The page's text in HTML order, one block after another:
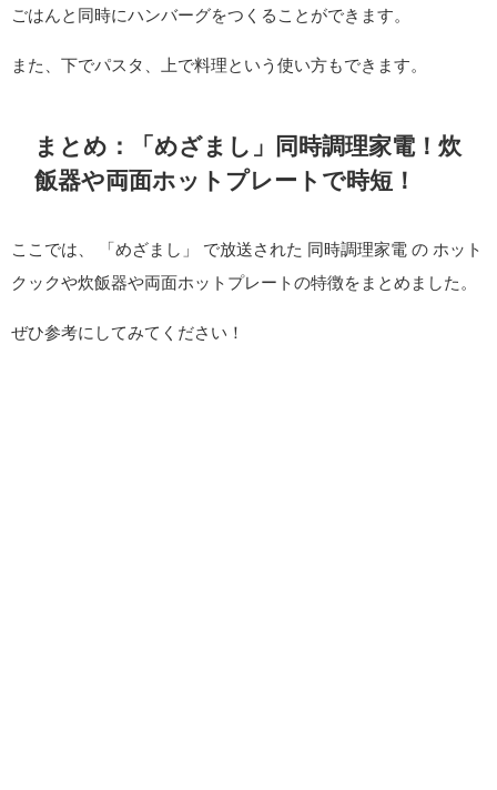
ごはんと同時にハンバーグをつくることができます。
また、下でパスタ、上で料理という使い方もできます。
まとめ：「めざまし」同時調理家電！炊
飯器や両面ホットプレートで時短！
ここでは、 「めざまし」 で放送された 同時調理家電 の ホット
クックや炊飯器や両面ホットプレートの特徴をまとめました。
ぜひ参考にしてみてください！